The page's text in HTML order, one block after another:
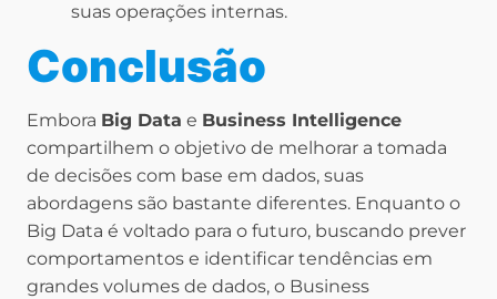
suas operações internas.
Conclusão
Embora Big Data e Business Intelligence
compartilhem o objetivo de melhorar a tomada
de decisões com base em dados, suas
abordagens são bastante diferentes. Enquanto o
Big Data é voltado para o futuro, buscando prever
comportamentos e identificar tendências em
grandes volumes de dados, o Business